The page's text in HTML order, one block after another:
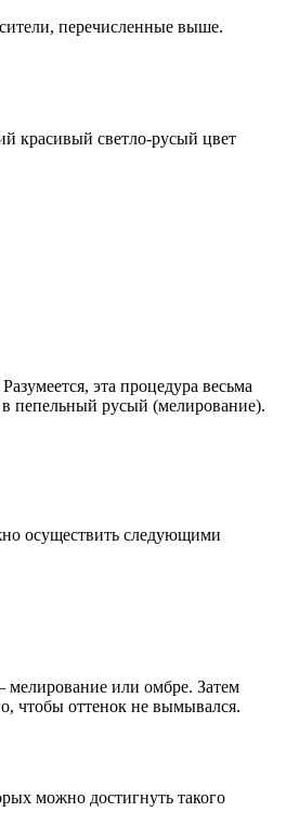
перечисленные выше.
красивый светло-русый цвет
эта процедура весьма
в пепельный русый (мелирование).
осуществить следующими
мелирование или омбре. Затем
чтобы оттенок не вымывался.
можно достигнуть такого